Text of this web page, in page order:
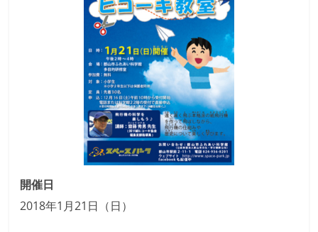
開催日
2018年1月21日（日）